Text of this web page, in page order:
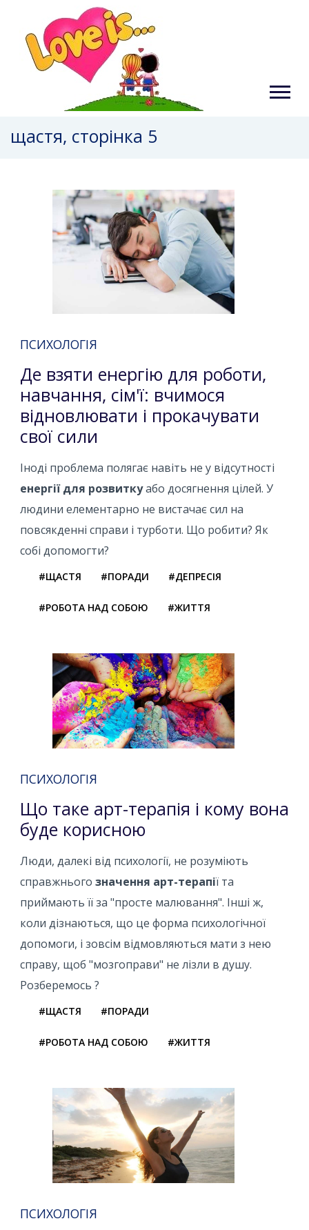
щастя, сторінка 5
ПСИХОЛОГІЯ
Де взяти енергію для роботи,
навчання, сім'ї: вчимося
відновлювати і прокачувати
свої сили
Іноді проблема полягає навіть не у відсутності
енергії для розвиткуабо досягнення цілей. У
людини елементарно не вистачає сил на
повсякденні справи і турботи. Що робити? Як
собі допомогти?
#ЩАСТЯ #ПОРАДИ #ДЕПРЕСІЯ
#РОБОТА НАД СОБОЮ #ЖИТТЯ
ПСИХОЛОГІЯ
Що таке арт-терапія і кому вона
буде корисною
Люди, далекі від психології, не розуміють
справжнього значення арт-терапії та
приймають її за "просте малювання". Інші ж,
коли дізнаються, що це форма психологічної
допомоги, і зовсім відмовляються мати з нею
справу, щоб "мозгоправи" не лізли в душу.
Розберемось ?
#ЩАСТЯ #ПОРАДИ
#РОБОТА НАД СОБОЮ #ЖИТТЯ
ПСИХОЛОГІЯ